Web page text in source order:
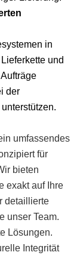
in
und
der
umfassendes
für
bieten
exakt auf Ihre
detaillierte
unser Team.
Lösungen.
Integrität